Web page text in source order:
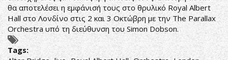
θα αποτελέσει η εμφάνισή τους στο θρυλικό Royal Albert
Hall στο Λονδίνο στις 2 και 3 Οκτώβρη με την The Parallax
Orchestra υπό τη διεύθυνση του Simon Dobson.
Tags: